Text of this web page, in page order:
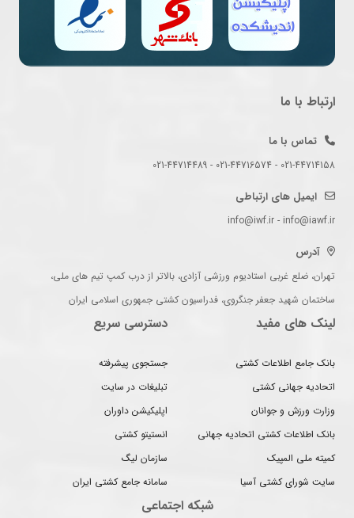
ارتباط با ما
تماس با ما
021-44714158 - 021-44716574 - 021-44714489
ایمیل های ارتباطی
info@iwf.ir - info@iawf.ir
آدرس
تهران، ضلع غربی استادیوم ورزشی آزادی، بالاتر از درب کمپ تیم های ملی،
ساختمان شهید جعفر جنگروی، فدراسیون کشتی جمهوری اسلامی ایران
لینک های مفید
بانک جامع اطلاعات کشتی
اتحادیه جهانی کشتی
وزارت ورزش و جوانان
بانک اطلاعات کشتی اتحادیه جهانی
کمیته ملی المپیک
سایت شورای کشتی آسیا
دسترسی سریع
جستجوی پیشرفته
تبلیغات در سایت
اپلیکیشن داوران
انستیتو کشتی
سازمان لیگ
سامانه جامع کشتی ایران
شبکه اجتماعی